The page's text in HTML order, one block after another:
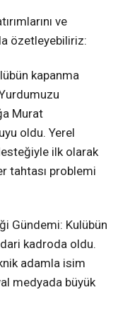
ve
özetleyebiliriz:
kapanma
Murat
oldu. Yerel
ilk olarak
tahtası problemi
Gündemi: Kulübün
kadroda oldu.
adamla isim
medyada büyük